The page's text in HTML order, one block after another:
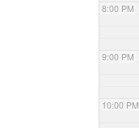
8:00 PM
9:00 PM
10:00 PM